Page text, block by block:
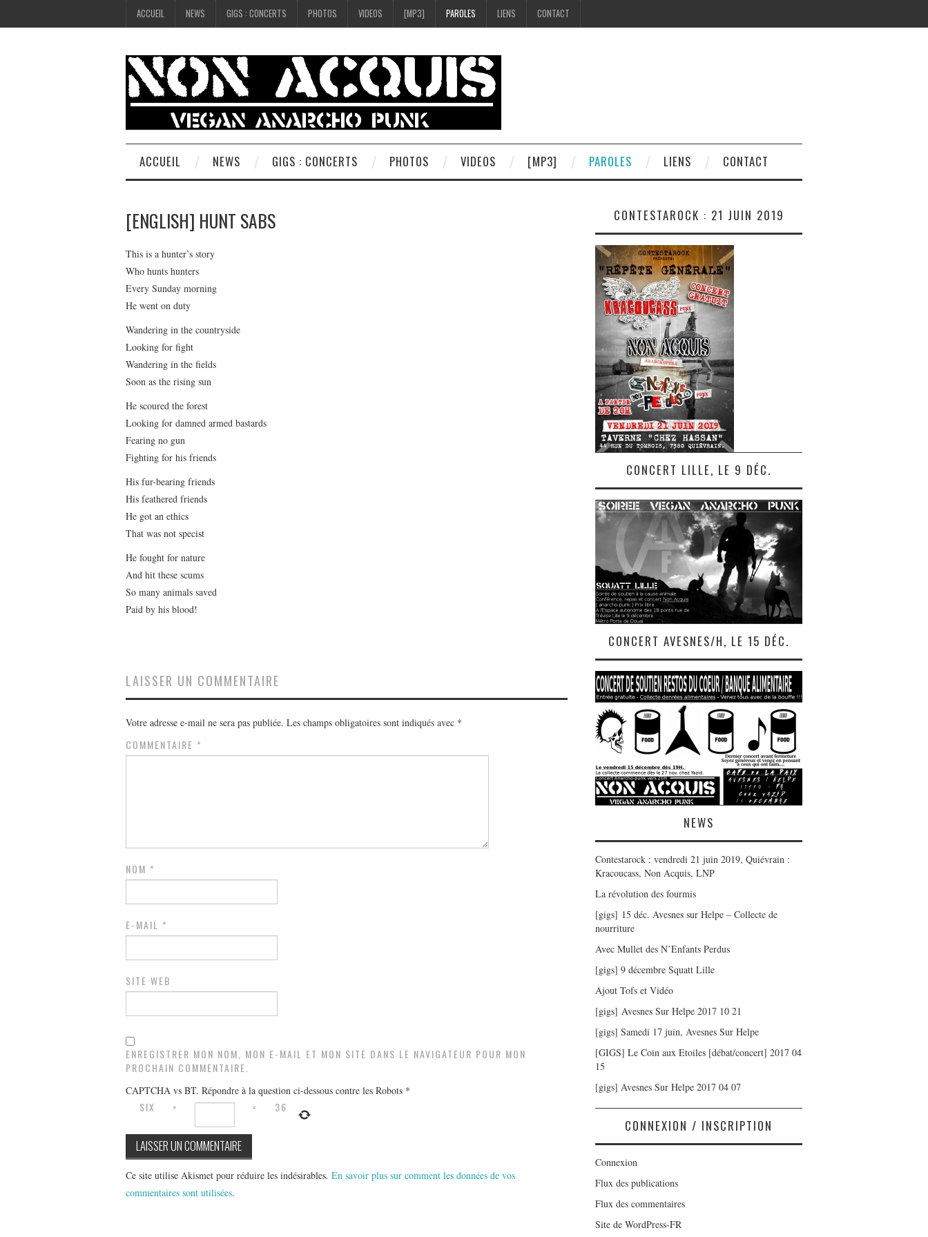
ACCUEIL NEWS GIGS : CONCERTS PHOTOS VIDEOS [MP3] PAROLES LIENS CONTACT
ACCUEIL NEWS GIGS : CONCERTS PHOTOS VIDEOS [MP3] PAROLES LIENS CONTACT
[ENGLISH] HUNT SABS
This is a hunter’s story
Who hunts hunters
Every Sunday morning
He went on duty
Wandering in the countryside
Looking for fight
Wandering in the fields
Soon as the rising sun
He scoured the forest
Looking for damned armed bastards
Fearing no gun
Fighting for his friends
His fur-bearing friends
His feathered friends
He got an ethics
That was not specist
He fought for nature
And hit these scums
So many animals saved
Paid by his blood!
LAISSER UN COMMENTAIRE
Votre adresse e-mail ne sera pas publiée. Les champs obligatoires sont indiqués avec *
COMMENTAIRE *
NOM *
E-MAIL *
SITE WEB
ENREGISTRER MON NOM, MON E-MAIL ET MON SITE DANS LE NAVIGATEUR POUR MON
PROCHAIN COMMENTAIRE.
CAPTCHA vs BT. Répondre à la question ci-dessous contre les Robots *
SIX × = 36
Ce site utilise Akismet pour réduire les indésirables. En savoir plus sur comment les données de vos
commentaires sont utilisées.
CONTESTAROCK : 21 JUIN 2019
CONCERT LILLE, LE 9 DÉC.
CONCERT AVESNES/H, LE 15 DÉC.
NEWS
Contestarock : vendredi 21 juin 2019, Quiévrain :
Kracoucass, Non Acquis, LNP
La révolution des fourmis
[gigs] 15 déc. Avesnes sur Helpe – Collecte de
nourriture
Avec Mullet des N’Enfants Perdus
[gigs] 9 décembre Squatt Lille
Ajout Tofs et Vidéo
[gigs] Avesnes Sur Helpe 2017 10 21
[gigs] Samedi 17 juin, Avesnes Sur Helpe
[GIGS] Le Coin aux Etoiles [débat/concert] 2017 04
15
[gigs] Avesnes Sur Helpe 2017 04 07
CONNEXION / INSCRIPTION
Connexion
Flux des publications
Flux des commentaires
Site de WordPress-FR